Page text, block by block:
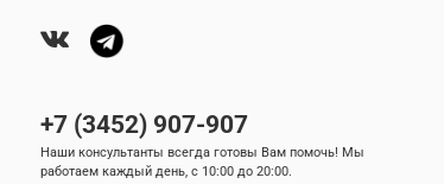
+7 (3452) 907-907
Наши консультанты всегда готовы Вам помочь! Мы
работаем каждый день, с 10:00 до 20:00.